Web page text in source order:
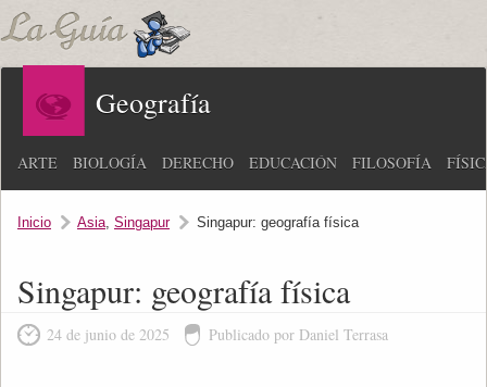
Geografía
ARTE BIOLOGÍA DERECHO EDUCACIÓN FILOSOFÍA
Inicio Asia, Singapur Singapur: geografía física
Singapur: geografía física
24 de junio de 2025 Publicado por Daniel Terrasa